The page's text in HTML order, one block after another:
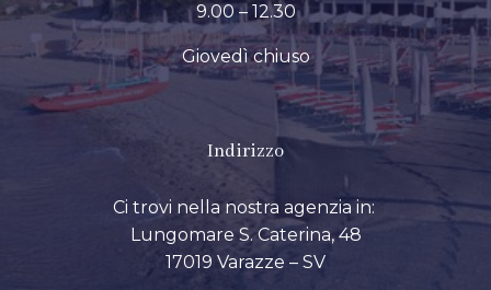
9.00 – 12.30
Giovedì chiuso
Indirizzo
Ci trovi nella nostra agenzia in:
Lungomare S. Caterina, 48
17019 Varazze – SV